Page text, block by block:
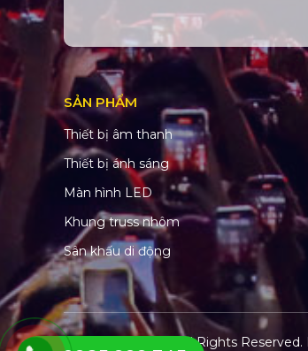
SẢN PHẨM
Thiết bị âm thanh
Thiết bị ánh sáng
Màn hình LED
Khung truss nhôm
Sân khấu di động
© Copyright 2022. All Rights Reserved.